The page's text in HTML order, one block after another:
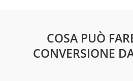
COSA PUÒ
CONVERSIONE